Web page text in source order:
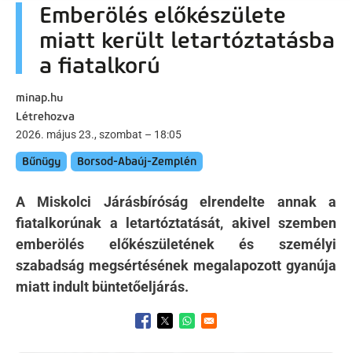
Emberölés előkészülete
miatt került letartóztatásba
a fiatalkorú
minap.hu
Létrehozva
2026. május 23., szombat – 18:05
Bűnügy Borsod-Abaúj-Zemplén
A Miskolci Járásbíróság elrendelte annak a
fiatalkorúnak a letartóztatását, akivel szemben
emberölés előkészületének és személyi
szabadság megsértésének megalapozott gyanúja
miatt indult büntetőeljárás.
Opens in a new window
Opens in a new window
Opens in a new window